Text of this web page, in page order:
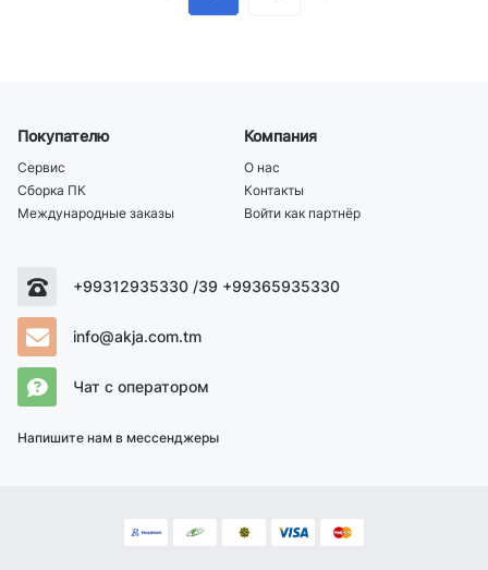
Покупателю
Сервис
Сборка ПК
Международные заказы
Компания
О нас
Контакты
Войти как партнёр
+99312935330 /39 +99365935330
info@akja.com.tm
Чат с оператором
Напишите нам в мессенджеры